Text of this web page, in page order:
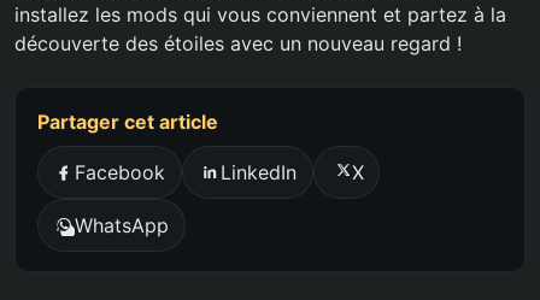
installez les mods qui vous conviennent et partez à la
découverte des étoiles avec un nouveau regard !
Partager cet article
Facebook LinkedIn X
WhatsApp